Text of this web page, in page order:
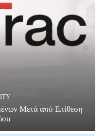
Μετά από Επίθεση